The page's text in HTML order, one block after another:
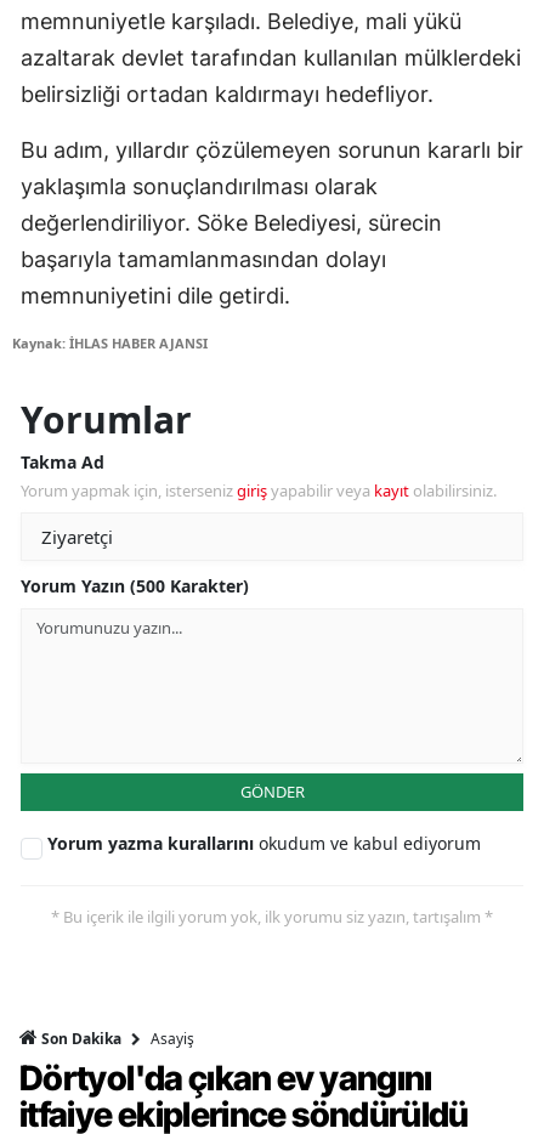
memnuniyetle karşıladı. Belediye, mali yükü
azaltarak devlet tarafından kullanılan mülklerdeki
belirsizliği ortadan kaldırmayı hedefliyor.
Bu adım, yıllardır çözülemeyen sorunun kararlı bir
yaklaşımla sonuçlandırılması olarak
değerlendiriliyor. Söke Belediyesi, sürecin
başarıyla tamamlanmasından dolayı
memnuniyetini dile getirdi.
Kaynak: İHLAS HABER AJANSI
Yorumlar
Takma Ad
Yorum yapmak için, istersenizgirişyapabilir veya kayıt olabilirsiniz.
Yorum Yazın (500 Karakter)
GÖNDER
Yorum yazma kurallarını okudum ve kabul ediyorum
* Bu içerik ile ilgili yorum yok, ilk yorumu siz yazın, tartışalım *
Son Dakika Asayiş
Dörtyol'da çıkan ev yangını
itfaiye ekiplerince söndürüldü